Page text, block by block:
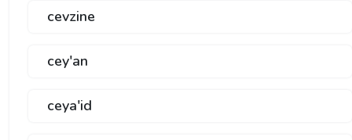
cevzine
cey'an
ceya'id